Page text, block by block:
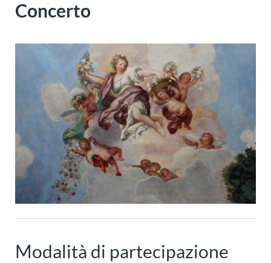
Concerto
Modalità di partecipazione